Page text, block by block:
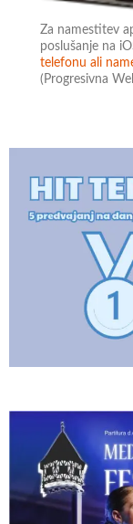
Za namestitev
poslušanje na
telefonu ali
(Progresivna